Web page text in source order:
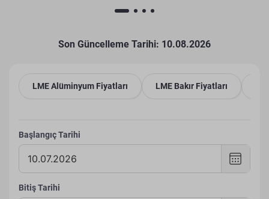
Son Güncelleme Tarihi: 10.08.2026
LME Alüminyum Fiyatları LME Bakır Fiyatları
Başlangıç Tarihi
Tarih
Seç
Bitiş Tarihi